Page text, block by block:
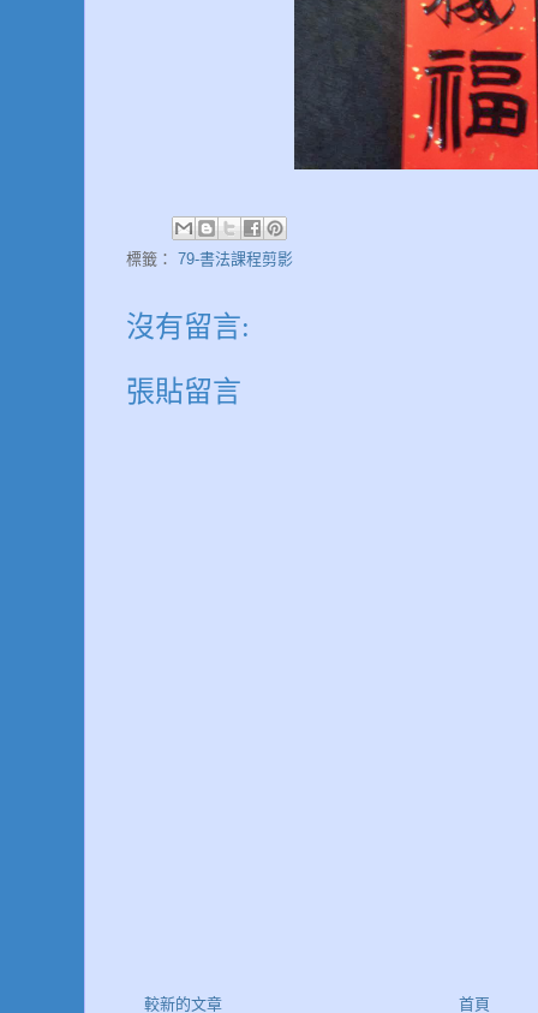
標籤： 79-書法課程剪影
沒有留言:
張貼留言
較新的文章 首頁